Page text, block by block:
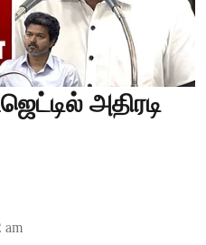
அதிரடி
am